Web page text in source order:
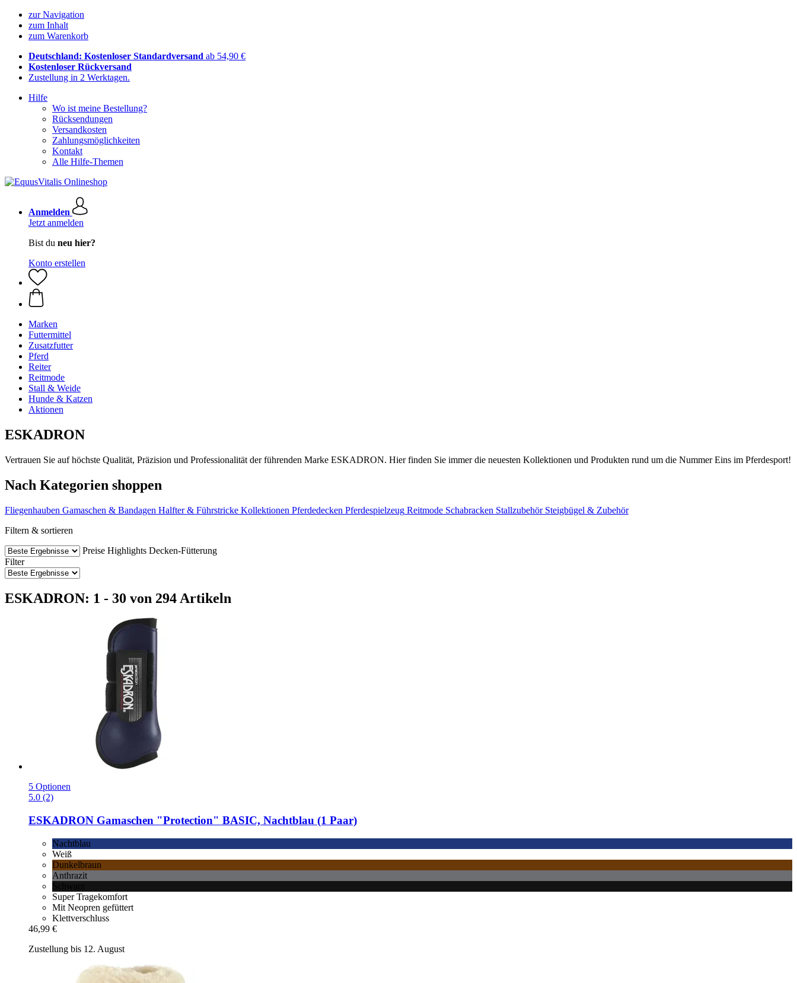
zur Navigation
zum Inhalt
zum Warenkorb
Deutschland: Kostenloser Standardversand ab 54,90 €
Kostenloser Rückversand
Zustellung in 2 Werktagen.
Hilfe
Wo ist meine Bestellung?
Rücksendungen
Versandkosten
Zahlungsmöglichkeiten
Kontakt
Alle Hilfe-Themen
Anmelden
Jetzt anmelden
Bist du neu hier?
Konto erstellen
Marken
Futtermittel
Zusatzfutter
Pferd
Reiter
Reitmode
Stall & Weide
Hunde & Katzen
Aktionen
ESKADRON
Vertrauen Sie auf höchste Qualität, Präzision und Professionalität der führenden Marke ESKADRON. Hier finden Sie immer die neuesten Kollektionen und Produkten rund um die Nummer Eins im Pferdesport!
Nach Kategorien shoppen
Fliegenhauben Gamaschen & Bandagen Halfter & Führstricke Kollektionen Pferdedecken Pferdespielzeug Reitmode Schabracken Stallzubehör Steigbügel & Zubehör
Filtern & sortieren
Preise Highlights Decken-Fütterung
Filter
ESKADRON: 1 - 30 von 294 Artikeln
5 Optionen
5.0 (2)
ESKADRON Gamaschen "Protection" BASIC, Nachtblau (1 Paar)
Nachtblau
Weiß
Dunkelbraun
Anthrazit
Super Tragekomfort
Mit Neopren gefüttert
Klettverschluss
46,99 €
Zustellung bis 12. August